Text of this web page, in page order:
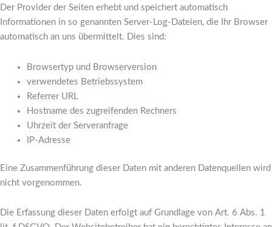
Der Provider der Seiten erhebt und speichert automatisch
Informationen in so genannten Server-Log-Dateien, die Ihr Browser
automatisch an uns übermittelt. Dies sind:
Browsertyp und Browserversion
verwendetes Betriebssystem
Referrer URL
Hostname des zugreifenden Rechners
Uhrzeit der Serveranfrage
IP-Adresse
Eine Zusammenführung dieser Daten mit anderen Datenquellen wird
nicht vorgenommen.
Die Erfassung dieser Daten erfolgt auf Grundlage von Art. 6 Abs. 1